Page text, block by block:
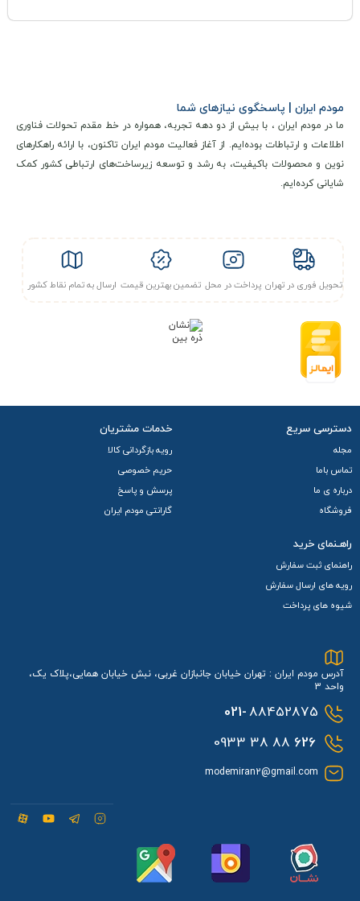
مودم ایران | پاسخگوی نیازهای شما
ما در مودم ایران ، با بیش از دو دهه تجربه، همواره در خط مقدم تحولات فناوری
اطلاعات و ارتباطات بوده‌ایم. از آغاز فعالیت مودم ایران تاکنون، با ارائه راهکارهای
نوین و محصولات باکیفیت، به رشد و توسعه زیرساخت‌های ارتباطی کشور کمک
شایانی کرده‌ایم.
تحویل فوری در تهران پرداخت در محل تضمین بهترین قیمت ارسال به تمام نقاط کشور
دسترسی سریع
مجله
تماس باما
درباره ی ما
فروشگاه
خدمات مشتریان
رویه بازگردانی کالا
حریم خصوصی
پرسش و پاسخ
گارانتی مودم ایران
راهـنمای خرید
راهنمای ثبت سفارش
رویه های ارسال سفارش
شیوه های پرداخت
آدرس مودم ایران : تهران خیابان جانبازان غربی، نبش خیابان همایی،پلاک یک،
واحد 3
021-88452875
626
88 38 0933
modemiran2@gmail.com